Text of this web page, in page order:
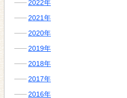
2022年
2021年
2020年
2019年
2018年
2017年
2016年